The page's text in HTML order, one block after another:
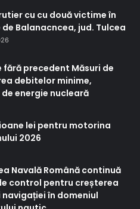
cu cu două victime în
Balanacncea, jud. Tulcea
precedent Măsuri de
debitelor minime,
energie nucleară
lei pentru motorina
2026
Navală Română continuă
control pentru creșterea
în domeniul